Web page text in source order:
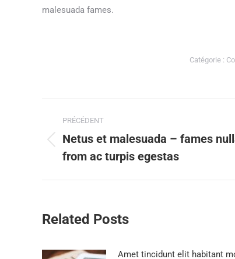
malesuada fames.
Catégorie :
PRÉCÉDENT
Netus et malesuada – fames
from ac turpis egestas
Related Posts
Amet tincidunt elit habitant